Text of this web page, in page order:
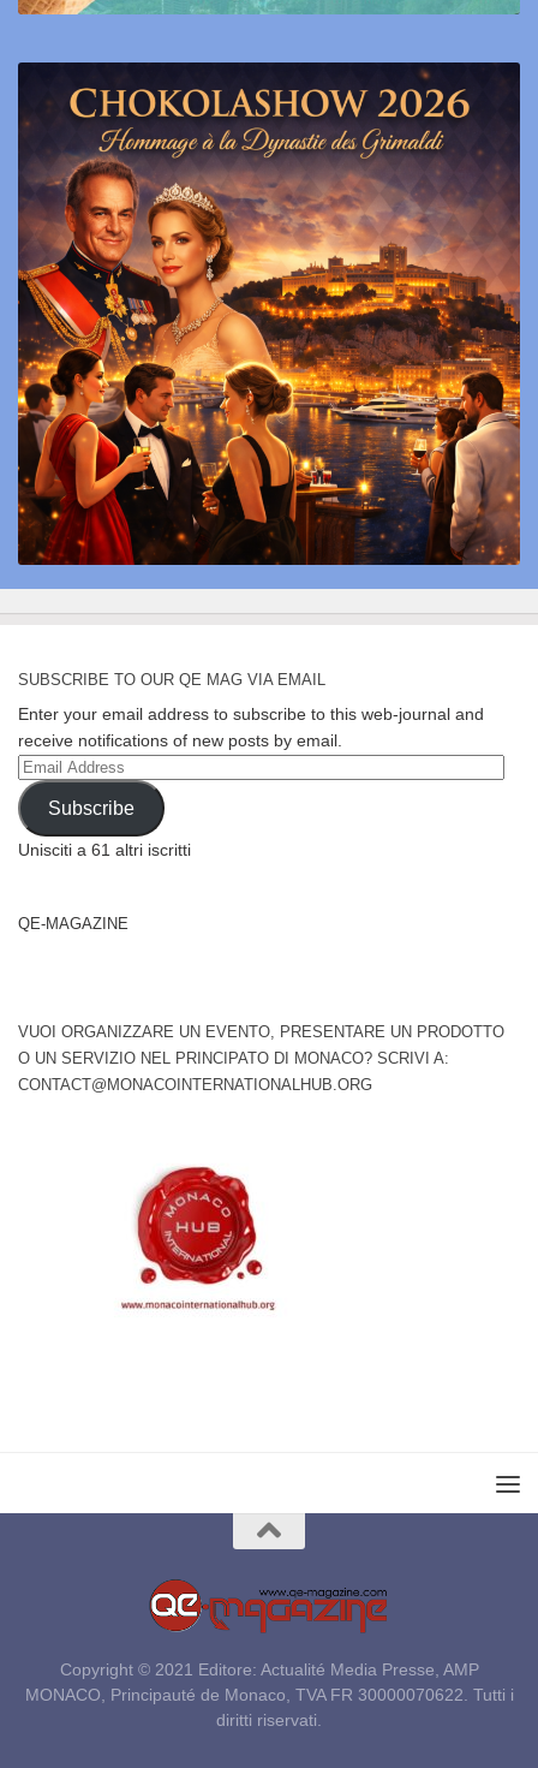
SUBSCRIBE TO OUR QE MAG VIA EMAIL
Enter your email address to subscribe to this web-journal and
receive notifications of new posts by email.
Email
Address
Subscribe
Unisciti a 61 altri iscritti
QE-MAGAZINE
VUOI ORGANIZZARE UN EVENTO, PRESENTARE UN PRODOTTO
O UN SERVIZIO NEL PRINCIPATO DI MONACO? SCRIVI A:
CONTACT@MONACOINTERNATIONALHUB.ORG
Copyright © 2021 Editore: Actualité Media Presse, AMP
MONACO, Principauté de Monaco, TVA FR 30000070622. Tutti i
diritti riservati.